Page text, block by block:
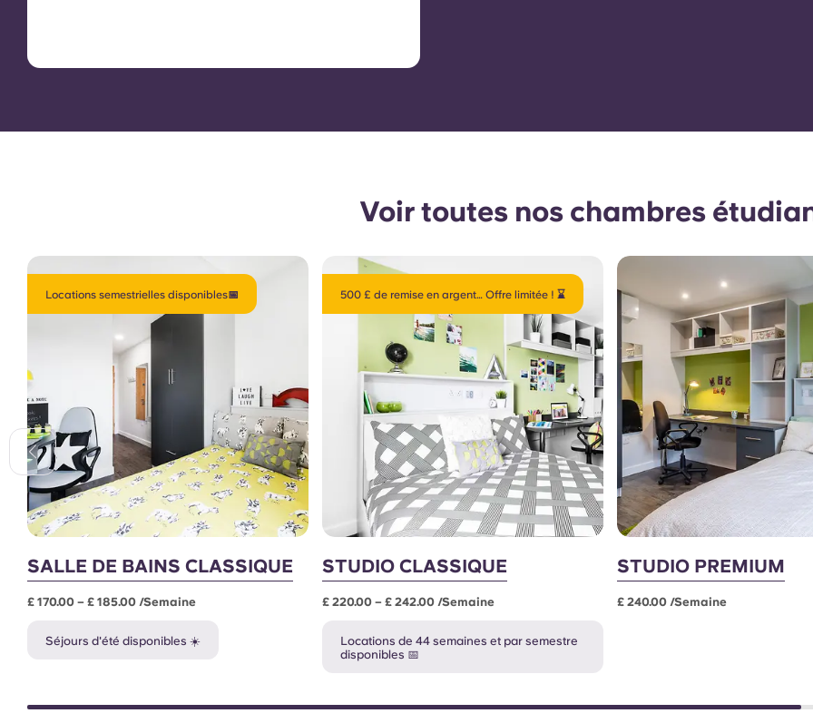
Voir toutes nos chambres
Locations semestrielles disponibles📅
SALLE DE BAINS CLASSIQUE
£ 170.00 – £ 185.00 /semaine
Séjours d'été disponibles ☀️
500 £ de remise en argent… Offre limitée ! ⌛
STUDIO CLASSIQUE
£ 220.00 – £ 242.00 /semaine
Locations de 44 semaines et par semestre
disponibles 📅
STUDIO PREMIUM
£ 240.00 /semaine